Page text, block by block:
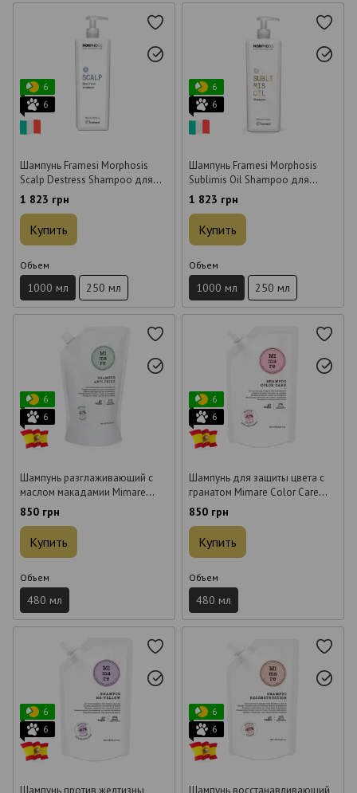
6
6
Шампунь Framesi Morphosis
Scalp Destress Shampoo для
чувствительной кожи 1 л
1 823 грн
Купить
Объем
1000 мл 250 мл
6
6
Шампунь Framesi Morphosis
Sublimis Oil Shampoo для
блеска волос 1 л
1 823 грн
Купить
Объем
1000 мл 250 мл
6
6
Шампунь разглаживающий с
маслом макадамии Mimare
Anti-Frizz Shampoo 480 мл
850 грн
Купить
Объем
480 мл
6
6
Шампунь для защиты цвета с
гранатом Mimare Color Care
Shampoo 480 мл
850 грн
Купить
Объем
480 мл
6
6
Шампунь против желтизны
6
6
Шампунь восстанавливающий